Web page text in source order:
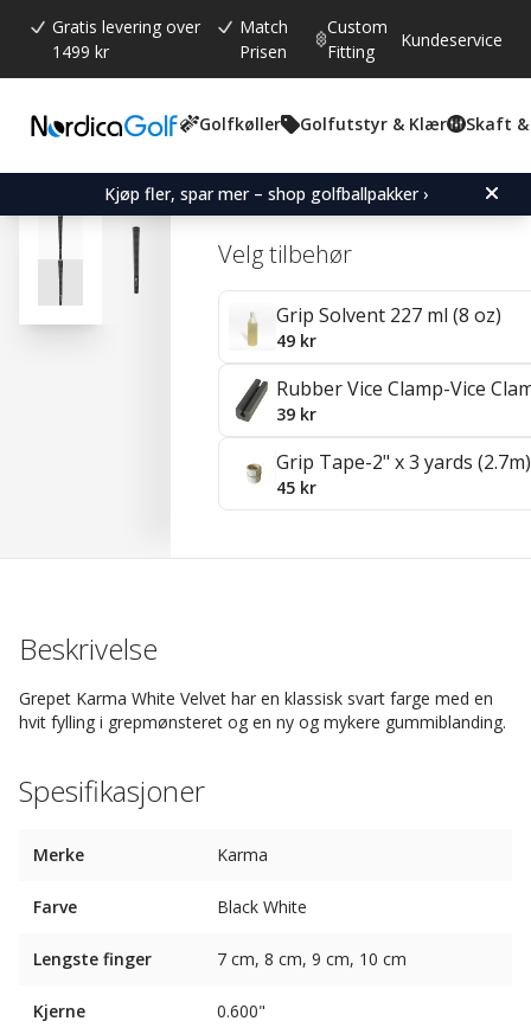
Gratis levering over
1499 kr
Match
Prisen
Custom
Fitting
Kundeservice
Golfkøller Golfutstyr & Klær Skaft &
Kjøp fler, spar mer – shop golfballpakker ›
Gjennomsnittskarakter:
4.6 (stemmer:
2262)
Karma Black/White
Velg tilbehør
Grip Solvent 227 ml (8 oz)
49 kr
Rubber Vice Clamp-Vice
39 kr
Grip Tape-2" x 3 yards (2.7m)
45 kr
Beskrivelse
Grepet Karma White Velvet har en klassisk svart farge med en
hvit fylling i grepmønsteret og en ny og mykere gummiblanding.
Spesifikasjoner
Merke Karma
Farve Black White
Lengste finger 7 cm, 8 cm, 9 cm, 10 cm
Kjerne 0.600"